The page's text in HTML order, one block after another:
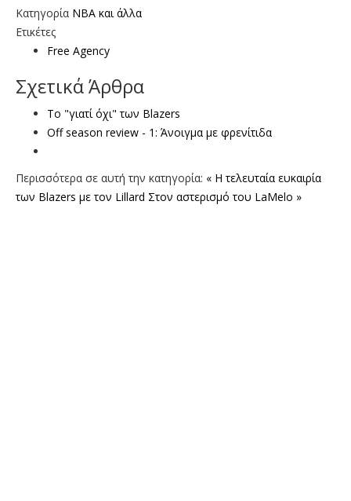
Κατηγορία NBA και άλλα
Ετικέτες
Free Agency
Σχετικά Άρθρα
To "γιατί όχι" των Blazers
Off season review - 1: Άνοιγμα με φρενίτιδα
Περισσότερα σε αυτή την κατηγορία: « Η τελευταία ευκαιρία
των Blazers με τον Lillard Στον αστερισμό του LaMelo »